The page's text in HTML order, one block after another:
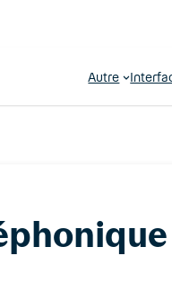
Autre